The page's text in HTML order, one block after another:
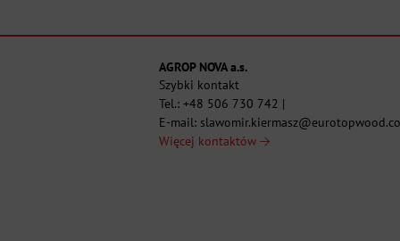
AGROP NOVA a.s.
Szybki kontakt
Tel.: +48 506 730 742 |
E-mail:
Więcej kontaktów